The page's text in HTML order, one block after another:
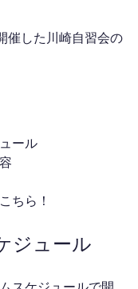
催した川崎自習会の
ール
ちら！
ジュール